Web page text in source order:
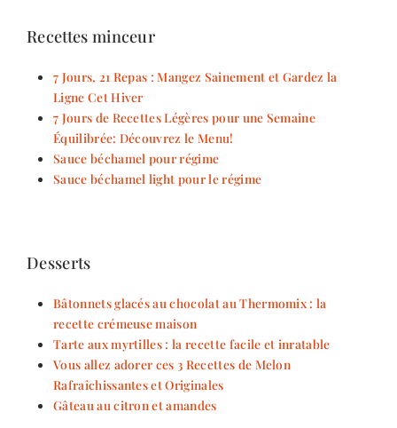
Recettes minceur
7 Jours, 21 Repas : Mangez Sainement et Gardez la
Ligne Cet Hiver
7 Jours de Recettes Légères pour une Semaine
Équilibrée: Découvrez le Menu!
Sauce béchamel pour régime
Sauce béchamel light pour le régime
Desserts
Bâtonnets glacés au chocolat au Thermomix : la
recette crémeuse maison
Tarte aux myrtilles : la recette facile et inratable
Vous allez adorer ces 3 Recettes de Melon
Rafraîchissantes et Originales
Gâteau au citron et amandes